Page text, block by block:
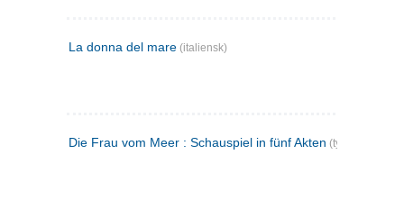
La donna del mare (italiensk)
Die Frau vom Meer : Schauspiel in fünf Akten (tysk)